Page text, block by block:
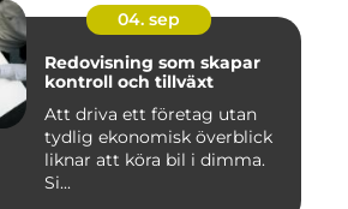
04. sep
Redovisning som skapar
kontroll och tillväxt
Att driva ett företag utan
tydlig ekonomisk överblick
liknar att köra bil i dimma.
Si...